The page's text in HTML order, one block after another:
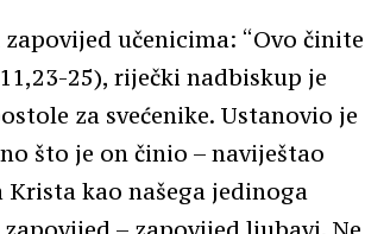
učenicima: “Ovo činite
25), riječki nadbiskup je
za svećenike. Ustanovio je
što je on činio – naviještao
kao našega jedinoga